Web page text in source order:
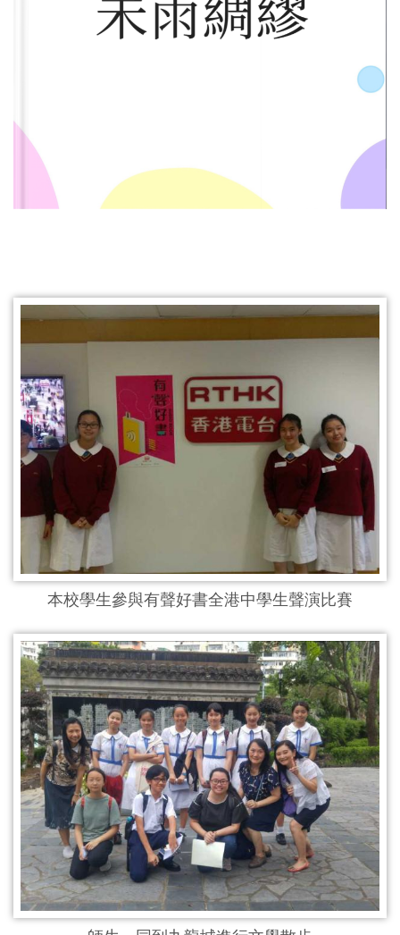
本校學生參與有聲好書全港中學生聲演比賽